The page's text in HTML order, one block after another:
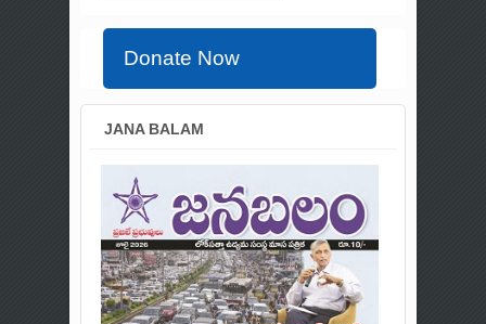
Donate Now
JANA BALAM